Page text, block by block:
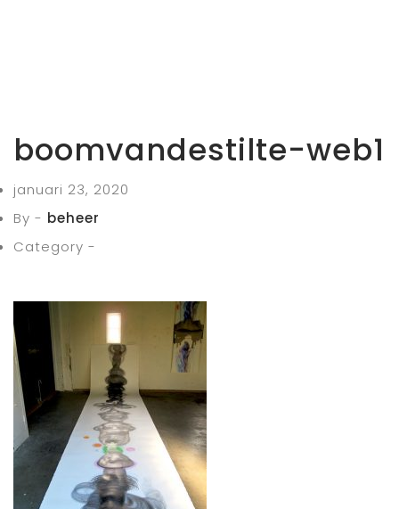
boomvandestilte-web1
januari 23, 2020
By - beheer
Category -